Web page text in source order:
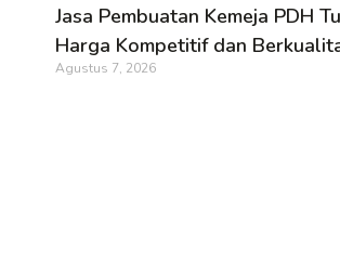
Jasa Pembuatan Kemeja PDH
Harga Kompetitif dan
Agustus 7, 2026